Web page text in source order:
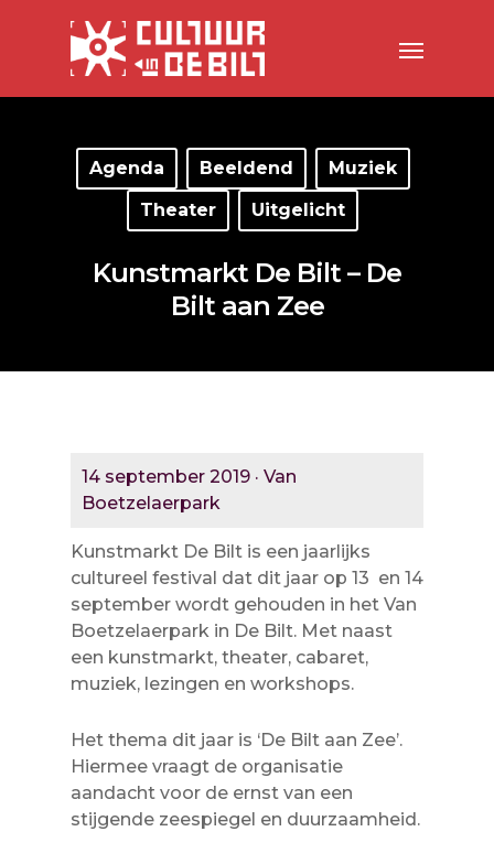
Agenda Beeldend
Muziek
Theater
Uitgelicht
Kunstmarkt De Bilt – De
Bilt aan Zee
14 september 2019 · Van
Boetzelaerpark
Kunstmarkt De Bilt is een jaarlijks
cultureel festival dat dit jaar op 13 en 14
september wordt gehouden in het Van
Boetzelaerpark in De Bilt. Met naast
een kunstmarkt, theater, cabaret,
muziek, lezingen en workshops.
Het thema dit jaar is ‘De Bilt aan Zee’.
Hiermee vraagt de organisatie
aandacht voor de ernst van een
stijgende zeespiegel en duurzaamheid.